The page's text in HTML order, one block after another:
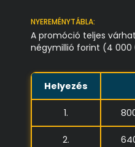
NYEREMÉNYTÁBLA:
A promóció teljes
négymillió forint (4 000
Helyezés
1.
2.